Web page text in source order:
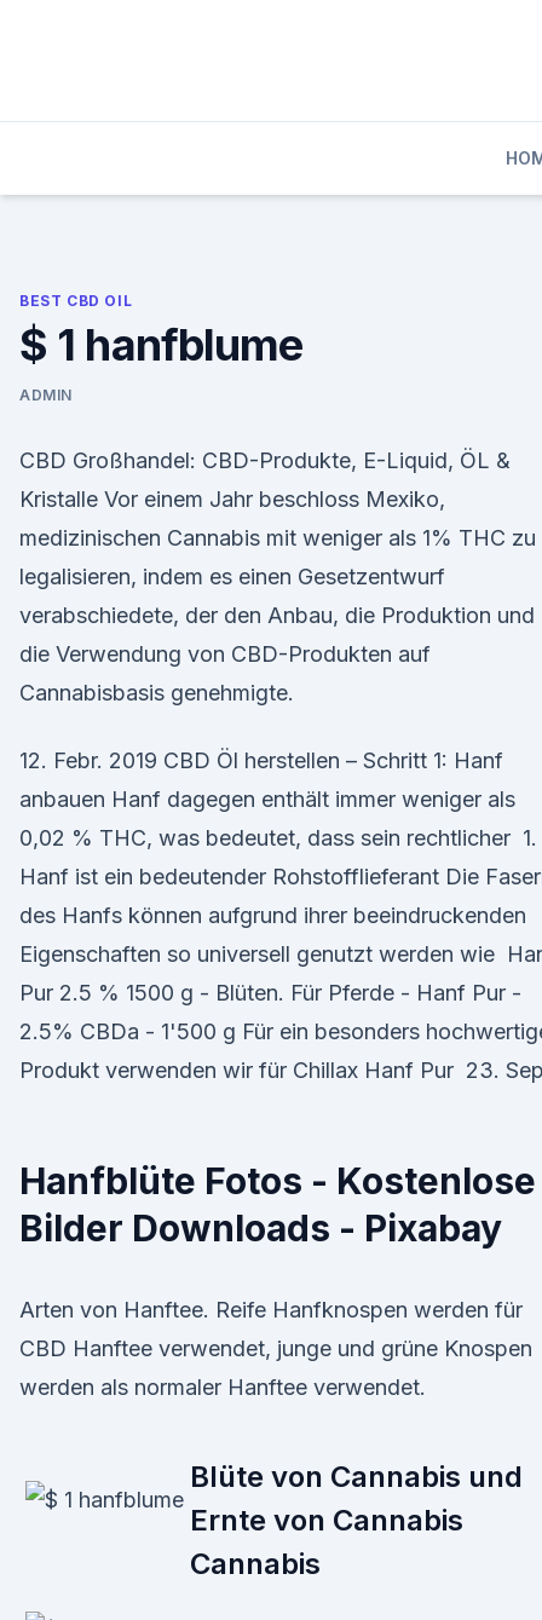
BEST CBD OIL
$ 1 hanfblume
ADMIN
CBD Großhandel: CBD-Produkte, E-Liquid, ÖL &
Kristalle Vor einem Jahr beschloss Mexiko,
medizinischen Cannabis mit weniger als 1% THC zu
legalisieren, indem es einen Gesetzentwurf
verabschiedete, der den Anbau, die Produktion und
die Verwendung von CBD-Produkten auf
Cannabisbasis genehmigte.
12. Febr. 2019 CBD Öl herstellen – Schritt 1: Hanf
anbauen Hanf dagegen enthält immer weniger als
0,02 % THC, was bedeutet, dass sein rechtlicher 1.
Hanf ist ein bedeutender Rohstofflieferant Die
des Hanfs können aufgrund ihrer beeindruckenden
Eigenschaften so universell genutzt werden wie
Pur 2.5 % 1500 g - Blüten. Für Pferde - Hanf Pur -
2.5% CBDa - 1'500 g Für ein besonders
Produkt verwenden wir für Chillax Hanf Pur 23.
Hanfblüte Fotos - Kostenlose
Bilder Downloads - Pixabay
Arten von Hanftee. Reife Hanfknospen werden für
CBD Hanftee verwendet, junge und grüne Knospen
werden als normaler Hanftee verwendet.
Blüte von Cannabis und
Ernte von Cannabis
Cannabis